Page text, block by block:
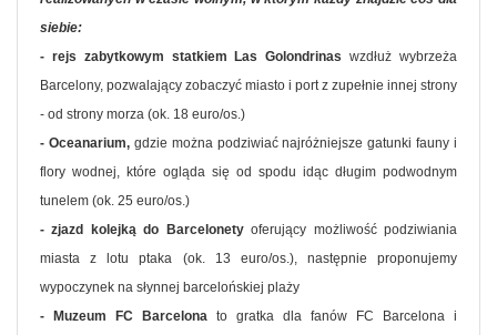
siebie:
- rejs zabytkowym statkiem Las Golondrinas wzdłuż wybrzeża
Barcelony, pozwalający zobaczyć miasto i port z zupełnie innej strony
- od strony morza (ok. 18 euro/os.)
- Oceanarium, gdzie można podziwiać najróżniejsze gatunki fauny i
flory wodnej, które ogląda się od spodu idąc długim podwodnym
tunelem (ok. 25 euro/os.)
- zjazd kolejką do Barcelonetyoferujący możliwość podziwiania
miasta z lotu ptaka (ok. 13 euro/os.), następnie proponujemy
wypoczynek na słynnej barcelońskiej plaży
- Muzeum FC Barcelona to gratka dla fanów FC Barcelona i